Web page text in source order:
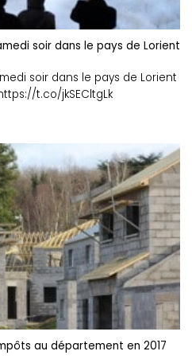
soir dans le pays de Lorient
soir dans le pays de Lorient
t.co/jkSECltgLk
au département en 2017